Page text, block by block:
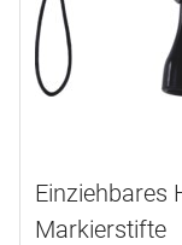
Einziehbares
Markierstifte